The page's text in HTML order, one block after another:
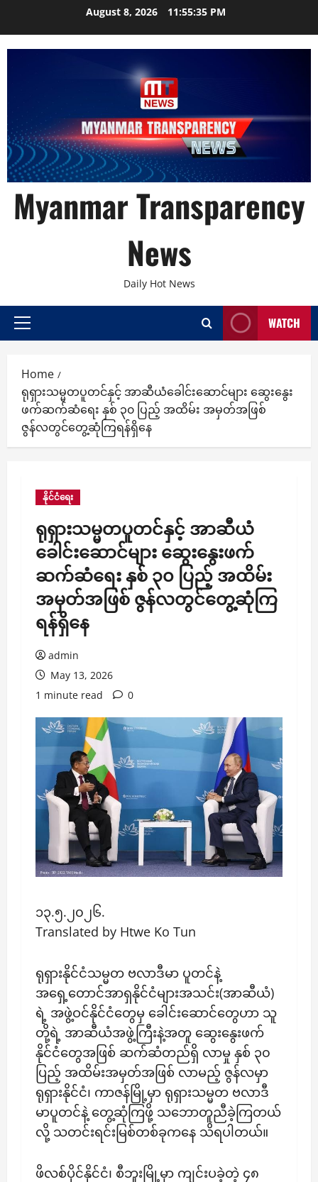
August 8, 2026 11:55:36 PM
Myanmar Transparency
News
Daily Hot News
Primary
WATCH
Home
ရုရှားသမ္မတပူတင်နှင့် အာဆီယံခေါင်းဆောင်များ ဆွေးနွေး
ဖက်ဆက်ဆံရေး နှစ် ၃၀ ပြည့် အထိမ်း အမှတ်အဖြစ်
ဇွန်လတွင်တွေ့ဆုံကြရန်ရှိနေ
နိုင်ငံရေး
ရုရှားသမ္မတပူတင်နှင့် အာဆီယံ
ခေါင်းဆောင်များ ဆွေးနွေးဖက်
ဆက်ဆံရေး နှစ် ၃၀ ပြည့် အထိမ်း
အမှတ်အဖြစ် ဇွန်လတွင်တွေ့ဆုံကြ
ရန်ရှိနေ
admin
May 13, 2026
1 minute read
0
၁၃.၅.၂၀၂၆.
Translated by Htwe Ko Tun
ရုရှားနိုင်ငံသမ္မတ ဗလာဒီမာ ပူတင်နဲ့
အရှေ့တောင်အာရှနိုင်ငံများအသင်း(အာဆီယံ)
ရဲ့ အဖွဲ့ဝင်နိုင်ငံတွေမှ ခေါင်းဆောင်တွေဟာ သူ
တို့ရဲ့ အာဆီယံအဖွဲ့ကြီးနဲ့အတူ ဆွေးနွေးဖက်
နိုင်ငံတွေအဖြစ် ဆက်ဆံတည်ရှိ လာမှု နှစ် ၃၀
ပြည့် အထိမ်းအမှတ်အဖြစ် လာမည့် ဇွန်လမှာ
ရုရှားနိုင်ငံ၊ ကာဇန်မြို့မှာ ရုရှားသမ္မတ ဗလာဒီ
မာပူတင်နဲ့ တွေ့ဆုံကြဖို့ သဘောတူညီခဲ့ကြတယ်
လို့ သတင်းရင်းမြစ်တစ်ခုကနေ သိရပါတယ်။
ဖိလစ်ပိုင်နိုင်ငံ၊ စီဘူးမြို့မှာ ကျင်းပခဲ့တဲ့ ၄၈